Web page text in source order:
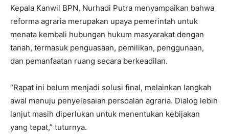
Kepala Kanwil BPN, Nurhadi Putra menyampaikan bahwa
reforma agraria merupakan upaya pemerintah untuk
menata kembali hubungan hukum masyarakat dengan
tanah, termasuk penguasaan, pemilikan, penggunaan,
dan pemanfaatan ruang secara berkeadilan.
“Rapat ini belum menjadi solusi final, melainkan langkah
awal menuju penyelesaian persoalan agraria. Dialog lebih
lanjut masih diperlukan untuk menentukan kebijakan
yang tepat,” tuturnya.